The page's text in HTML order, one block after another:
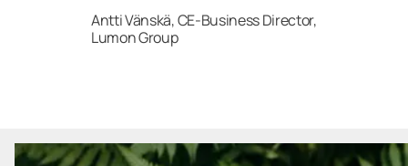
Antti Vänskä, CE-Business Director,
Lumon Group